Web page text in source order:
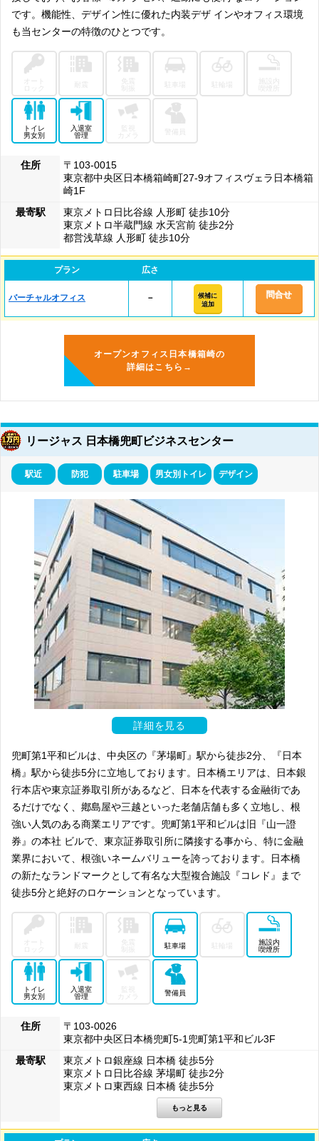
です。機能性、デザイン性に優れた内装デザ インやオフィス環境
も当センターの特徴のひとつです。
喫煙所
トイレ
男女別
入退室
管理
カメラ
警備員
住所
〒103-0015
東京都中央区日本橋箱崎町27-9オフィスヴェラ日本橋箱
崎1F
最寄駅
東京メトロ日比谷線 人形町 徒歩10分
東京メトロ半蔵門線 水天宮前 徒歩2分
都営浅草線 人形町 徒歩10分
プラン 広さ
バーチャルオフィス －
候補に
追加
問合せ
オープンオフィス日本橋箱崎の
詳細はこちら→
リージャス 日本橋兜町ビジネスセンター
駅近 防犯 駐車場 男女別トイレ デザイン
詳細を見る
兜町第1平和ビルは、中央区の『茅場町』駅から徒歩2分、『日本
橋』駅から徒歩5分に立地しております。日本橋エリアは、日本銀
行本店や東京証券取引所があるなど、日本を代表する金融街であ
るだけでなく、鄕島屋や三越といった老舗店舗も多く立地し、根
強い人気のある商業エリアです。兜町第1平和ビルは旧『山一證
券』の本社 ビルで、東京証券取引所に隣接する事から、特に金融
業界において、根強いネームバリューを誇っております。日本橋
の新たなランドマークとして有名な大型複合施設『コレド』まで
徒歩5分と絶好のロケーションとなっています。
駐車場
施設内
喫煙所
トイレ
男女別
入退室
管理
カメラ
警備員
住所
〒103-0026
東京都中央区日本橋兜町5-1兜町第1平和ビル3F
最寄駅
東京メトロ銀座線 日本橋 徒歩5分
東京メトロ日比谷線 茅場町 徒歩2分
東京メトロ東西線 日本橋 徒歩5分